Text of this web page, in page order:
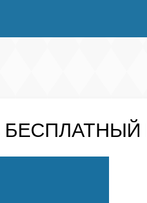
БЕСПЛАТНЫЙ